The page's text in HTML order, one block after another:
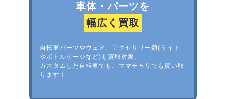
車体・パーツを
幅広く買取
自転車パーツやウェア、アクセサリー類(ライト
やボトルゲージなど)も買取対象。
カスタムした自転車でも、ママチャリでも買い取
ります！